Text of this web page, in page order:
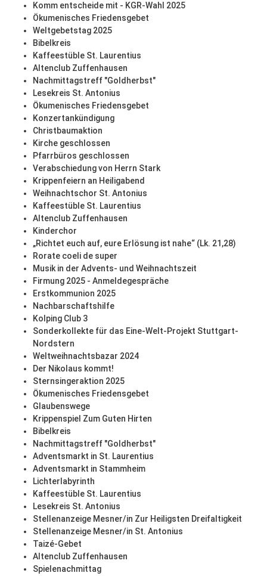
Komm entscheide mit - KGR-Wahl 2025
Ökumenisches Friedensgebet
Weltgebetstag 2025
Bibelkreis
Kaffeestüble St. Laurentius
Altenclub Zuffenhausen
Nachmittagstreff "Goldherbst"
Lesekreis St. Antonius
Ökumenisches Friedensgebet
Konzertankündigung
Christbaumaktion
Kirche geschlossen
Pfarrbüros geschlossen
Verabschiedung von Herrn Stark
Krippenfeiern an Heiligabend
Weihnachtschor St. Antonius
Kaffeestüble St. Laurentius
Altenclub Zuffenhausen
Kinderchor
„Richtet euch auf, eure Erlösung ist nahe“ (Lk. 21,28)
Rorate coeli de super
Musik in der Advents- und Weihnachtszeit
Firmung 2025 - Anmeldegespräche
Erstkommunion 2025
Nachbarschaftshilfe
Kolping Club 3
Sonderkollekte für das Eine-Welt-Projekt Stuttgart-
Nordstern
Weltweihnachtsbazar 2024
Der Nikolaus kommt!
Sternsingeraktion 2025
Ökumenisches Friedensgebet
Glaubenswege
Krippenspiel Zum Guten Hirten
Bibelkreis
Nachmittagstreff "Goldherbst"
Adventsmarkt in St. Laurentius
Adventsmarkt in Stammheim
Lichterlabyrinth
Kaffeestüble St. Laurentius
Lesekreis St. Antonius
Stellenanzeige Mesner/in Zur Heiligsten Dreifaltigkeit
Stellenanzeige Mesner/in St. Antonius
Taizé-Gebet
Altenclub Zuffenhausen
Spielenachmittag